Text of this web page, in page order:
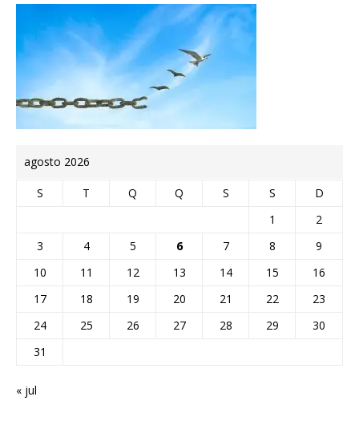
agosto 2026
S T Q Q S S
D
1
2
3
4 5 6 7 8
9
10
11 12 13 14 15
16
17
18 19 20 21 22
23
24
25 26 27 28 29
30
31
« jul